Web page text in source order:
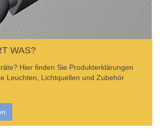
WAS?
Hier finden Sie Produkterklärungen
Leuchten, Lichtquellen und Zubehör